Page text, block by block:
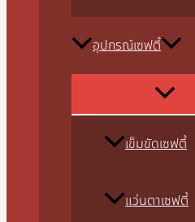
อุปกรณ์เซฟตี้
เข็มขัดเซฟตี้
แว่นตาเซฟตี้